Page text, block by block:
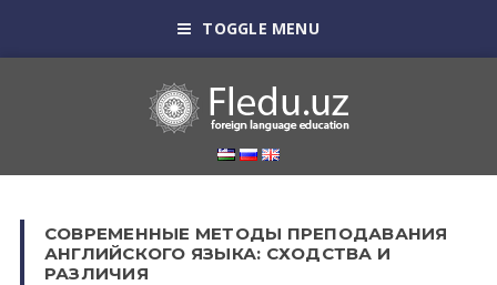
TOGGLE MENU
СОВРЕМЕННЫЕ МЕТОДЫ ПРЕПОДАВАНИЯ
АНГЛИЙСКОГО ЯЗЫКА: СХОДСТВА И
РАЗЛИЧИЯ